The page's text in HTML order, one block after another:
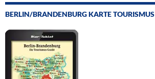
BERLIN/BRANDENBURG KARTE TOURISMUS